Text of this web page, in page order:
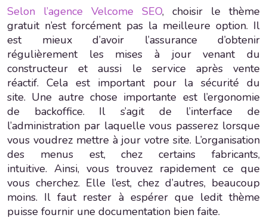
Selon l’agence Velcome SEO, choisir le thème
gratuit n’est forcément pas la meilleure option. Il
est mieux d’avoir l’assurance d’obtenir
régulièrement les mises à jour venant du
constructeur et aussi le service après vente
réactif. Cela est important pour la sécurité du
site. Une autre chose importante est l’ergonomie
de backoffice. Il s’agit de l’interface de
l’administration par laquelle vous passerez lorsque
vous voudrez mettre à jour votre site. L’organisation
des menus est, chez certains fabricants,
intuitive. Ainsi, vous trouvez rapidement ce que
vous cherchez. Elle l’est, chez d’autres, beaucoup
moins. Il faut rester à espérer que ledit thème
puisse fournir une documentation bien faite.